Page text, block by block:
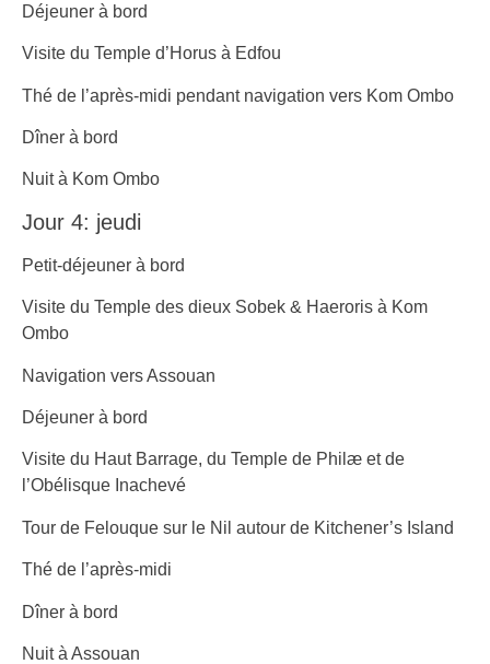
Déjeuner à bord
Visite du Temple d’Horus à Edfou
Thé de l’après-midi pendant navigation vers Kom Ombo
Dîner à bord
Nuit à Kom Ombo
Jour 4: jeudi
Petit-déjeuner à bord
Visite du Temple des dieux Sobek & Haeroris à Kom
Ombo
Navigation vers Assouan
Déjeuner à bord
Visite du Haut Barrage, du Temple de Philæ et de
l’Obélisque Inachevé
Tour de Felouque sur le Nil autour de Kitchener’s Island
Thé de l’après-midi
Dîner à bord
Nuit à Assouan